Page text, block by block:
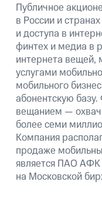
Публичное
в России и
и доступа в
финтех и медиа в
интернета вещей,
услугами
мобильного
абонентскую
вещанием —
более семи
Компания
продаже
является ПАО АФК
на Московской